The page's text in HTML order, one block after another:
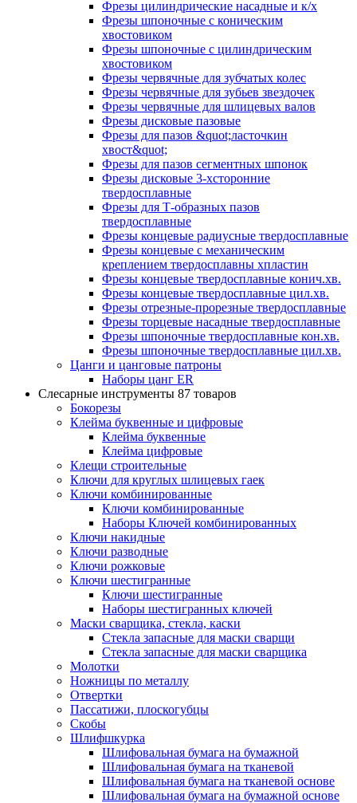
Фрезы цилиндрические насадные и к/х
Фрезы шпоночные с коническим
хвостовиком
Фрезы шпоночные с цилиндрическим
хвостовиком
Фрезы червячные для зубчатых колес
Фрезы червячные для зубьев звездочек
Фрезы червячные для шлицевых валов
Фрезы дисковые пазовые
Фрезы для пазов &quot;ласточкин
хвост&quot;
Фрезы для пазов сегментных шпонок
Фрезы дисковые 3-хсторонние
твердосплавные
Фрезы для Т-образных пазов
твердосплавные
Фрезы концевые радиусные твердосплавные
Фрезы концевые с механическим
креплением твердосплавны хпластин
Фрезы концевые твердосплавные конич.хв.
Фрезы концевые твердосплавные цил.хв.
Фрезы отрезные-прорезные твердосплавные
Фрезы торцевые насадные твердосплавные
Фрезы шпоночные твердосплавные кон.хв.
Фрезы шпоночные твердосплавные цил.хв.
Цанги и цанговые патроны
Наборы цанг ER
Слесарные инструменты 87 товаров
Бокорезы
Клейма буквенные и цифровые
Клейма буквенные
Клейма цифровые
Клещи строительные
Ключи для круглых шлицевых гаек
Ключи комбинированные
Ключи комбинированные
Наборы Ключей комбинированных
Ключи накидные
Ключи разводные
Ключи рожковые
Ключи шестигранные
Ключи шестигранные
Наборы шестигранных ключей
Маски сварщика, стекла, каски
Стекла запасные для маски сварщи
Стекла запасные для маски сварщика
Молотки
Ножницы по металлу
Отвертки
Пассатижи, плоскогубцы
Скобы
Шлифшкурка
Шлифовальная бумага на бумажной
Шлифовальная бумага на тканевой
Шлифовальная бумага на тканевой основе
Шлифовальная бумага на бумажной основе